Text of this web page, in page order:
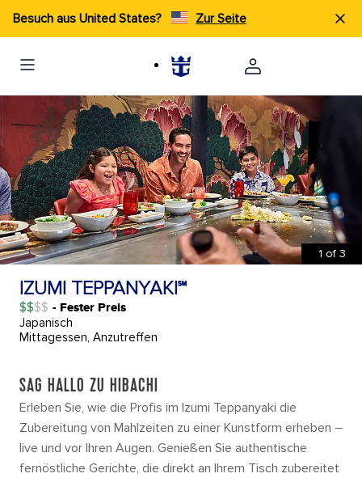
Besuch aus United States? Zur Seite
1 of 3
IZUMI TEPPANYAKI℠
$$ - Fester Preis
Japanisch
Mittagessen, Anzutreffen
SAG HALLO ZU HIBACHI
Erleben Sie, wie die Profis im Izumi Teppanyaki die
Zubereitung von Mahlzeiten zu einer Kunstform erheben –
live und vor Ihren Augen. Genießen Sie authentische
fernöstliche Gerichte, die direkt an Ihrem Tisch zubereitet